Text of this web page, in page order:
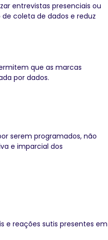
entrevistas presenciais ou
coleta de dados e reduz
que as marcas
por dados.
serem programados, não
e imparcial dos
e reações sutis presentes em